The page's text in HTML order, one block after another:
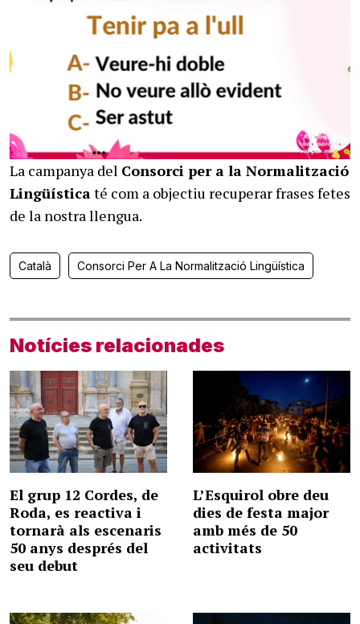
La campanya del Consorci per a la Normalització
Lingüísticaté com a objectiu recuperar frases fetes
de la nostra llengua.
Català Consorci Per A La Normalització Lingüística
Notícies relacionades
El grup 12 Cordes, de
Roda, es reactiva i
tornarà als escenaris
50 anys després del
seu debut
L’Esquirol obre deu
dies de festa major
amb més de 50
activitats